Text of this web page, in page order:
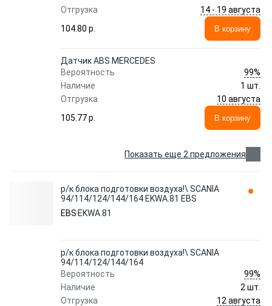
Отгрузка
14 - 19 августа
104.80 p.
В корзину
Датчик ABS MERCEDES
Вероятность
99%
Наличие
1 шт.
Отгрузка
10 августа
105.77 p.
В корзину
Показать еще 2 предложения
р/к блока подготовки воздуха!\ SCANIA
94/114/124/144/164 EKWA.81 EBS
EBS EKWA.81
р/к блока подготовки воздуха!\ SCANIA
94/114/124/144/164
Вероятность
99%
Наличие
2 шт.
Отгрузка
12 августа